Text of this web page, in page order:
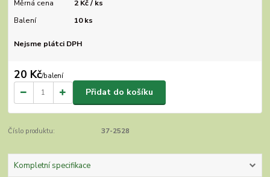
Měrná cena
2 Kč / ks
Balení
10 ks
Nejsme plátci DPH
20 Kč/balení
Přidat do košíku
Číslo produktu: 37-2528
Kompletní specifikace